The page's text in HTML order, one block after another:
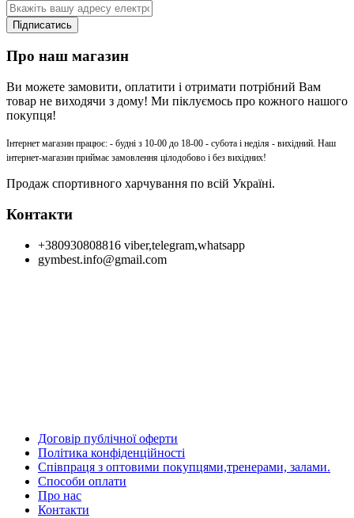
Підписатись
Про наш магазин
Ви можете замовити, оплатити і отримати потрібний Вам
товар не виходячи з дому! Ми піклуємось про кожного нашого
покупця!
Інтернет магазин працює: - будні з 10-00 до 18-00 - субота і неділя - вихідний. Наш
інтернет-магазин приймає замовлення цілодобово і без вихідних!
Продаж спортивного харчування по всій Україні.
Контакти
+380930808816 viber,telegram,whatsapp
gymbest.info@gmail.com
Договір публічної оферти
Політика конфіденційності
Співпраця з оптовими покупцями,тренерами, залами.
Способи оплати
Про нас
Контакти